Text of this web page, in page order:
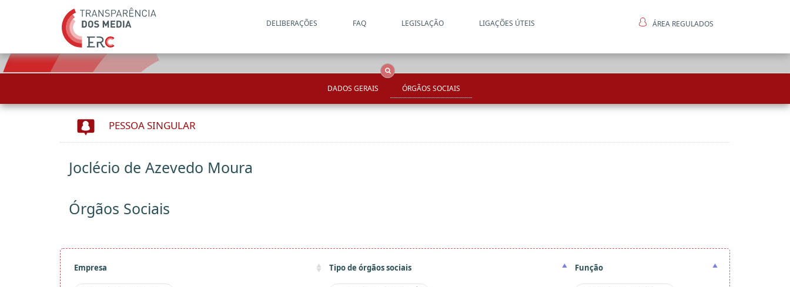
DELIBERAÇÕES FAQ LEGISLAÇÃO LIGAÇÕES ÚTEIS ÁREA REGULADOS
DADOS GERAIS ÓRGÃOS SOCIAIS
PESSOA SINGULAR
Joclécio de Azevedo Moura
Órgãos Sociais
Empresa Tipo de órgãos sociais Função